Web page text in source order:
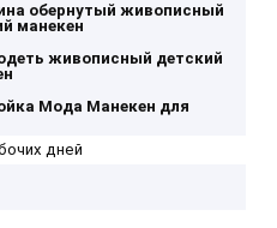
обернутый живописный
манекен
живописный детский
Мода Манекен для
дней